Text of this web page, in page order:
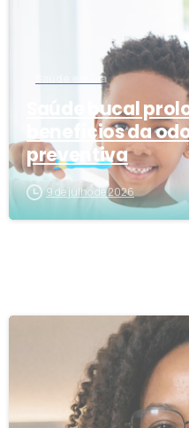
Saúde em Dia
Saúde bucal
benefícios da
preventiva
9 de julho de 2026